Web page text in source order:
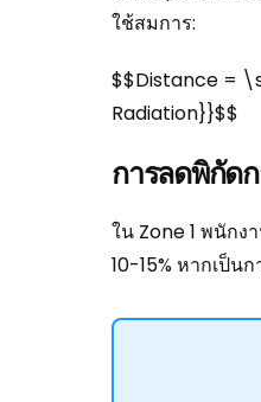
ใช้สมการ:
$$Distance =
Radiation}}$$
การลดพิกัด
ใน Zone 1 พนักง
10-15% หากเป็น